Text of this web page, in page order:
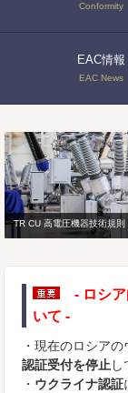
Conformity
EAC情報
EAC News
TR CU 高電圧機器技術規
- ロシ
いて -
・現在のロシア
認証受付を停止 し
・ ウクライナ認証